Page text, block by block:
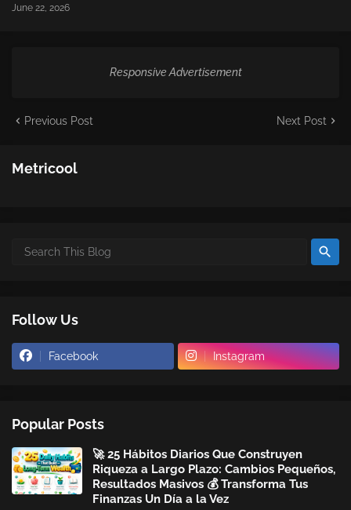
June 22, 2026
Responsive Advertisement
Previous Post Next Post
Metricool
Follow Us
Facebook Instagram
Popular Posts
🚀 25 Hábitos Diarios Que Construyen
Riqueza a Largo Plazo: Cambios Pequeños,
Resultados Masivos 💰 Transforma Tus
Finanzas Un Día a la Vez